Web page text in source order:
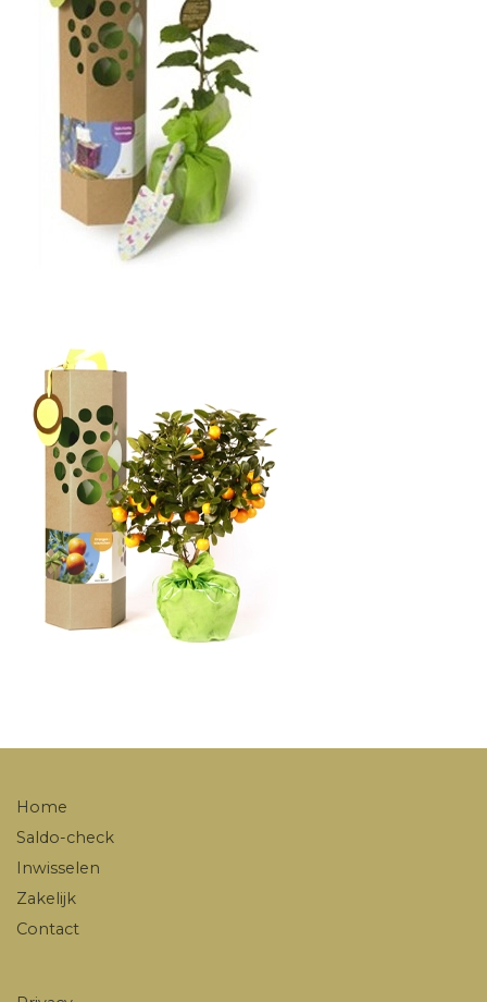
Home
Saldo-check
Inwisselen
Zakelijk
Contact